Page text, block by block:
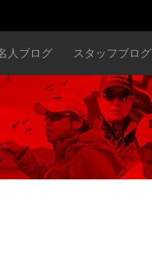
人ブログ スタッフブログ